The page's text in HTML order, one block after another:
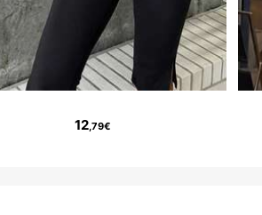
12,79€